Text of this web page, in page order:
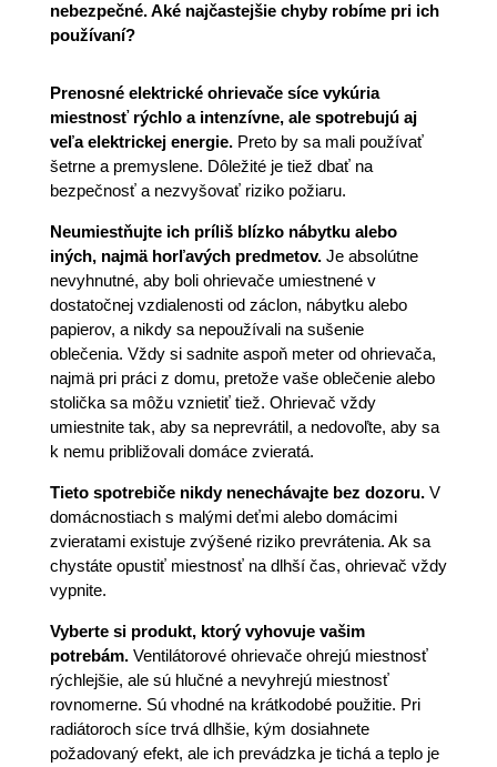
nebezpečné. Aké najčastejšie chyby robíme pri ich
používaní?
Prenosné elektrické ohrievače síce vykúria
miestnosť rýchlo a intenzívne, ale spotrebujú aj
veľa elektrickej energie.Preto by sa mali používať
šetrne a premyslene. Dôležité je tiež dbať na
bezpečnosť a nezvyšovať riziko požiaru.
Neumiestňujte ich príliš blízko nábytku alebo
iných, najmä horľavých predmetov.Je absolútne
nevyhnutné, aby boli ohrievače umiestnené v
dostatočnej vzdialenosti od záclon, nábytku alebo
papierov, a nikdy sa nepoužívali na sušenie
oblečenia. Vždy si sadnite aspoň meter od ohrievača,
najmä pri práci z domu, pretože vaše oblečenie alebo
stolička sa môžu vznietiť tiež. Ohrievač vždy
umiestnite tak, aby sa neprevrátil, a nedovoľte, aby sa
k nemu približovali domáce zvieratá.
Tieto spotrebiče nikdy nenechávajte bez dozoru.V
domácnostiach s malými deťmi alebo domácimi
zvieratami existuje zvýšené riziko prevrátenia. Ak sa
chystáte opustiť miestnosť na dlhší čas, ohrievač vždy
vypnite.
Vyberte si produkt, ktorý vyhovuje vašim
potrebám.Ventilátorové ohrievače ohrejú miestnosť
rýchlejšie, ale sú hlučné a nevyhrejú miestnosť
rovnomerne. Sú vhodné na krátkodobé použitie. Pri
radiátoroch síce trvá dlhšie, kým dosiahnete
požadovaný efekt, ale ich prevádzka je tichá a teplo je